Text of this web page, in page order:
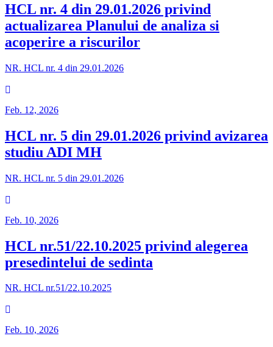
HCL nr. 4 din 29.01.2026 privind
actualizarea Planului de analiza si
acoperire a riscurilor
NR. HCL nr. 4 din 29.01.2026
Feb. 12, 2026
HCL nr. 5 din 29.01.2026 privind avizarea
studiu ADI MH
NR. HCL nr. 5 din 29.01.2026
Feb. 10, 2026
HCL nr.51/22.10.2025 privind alegerea
presedintelui de sedinta
NR. HCL nr.51/22.10.2025
Feb. 10, 2026